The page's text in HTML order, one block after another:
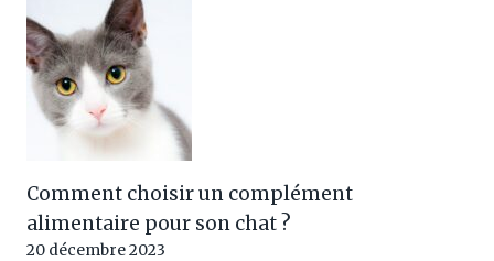
Comment choisir un complément
alimentaire pour son chat ?
20 décembre 2023